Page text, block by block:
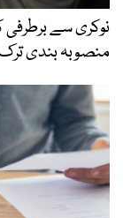
نوکری سے
منصوبہ بندی ترک